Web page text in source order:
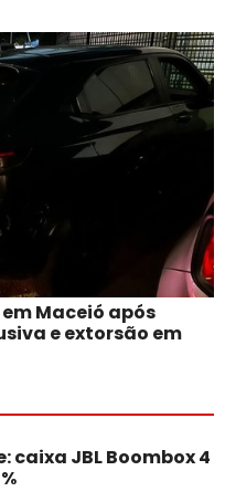
Maceió após
e extorsão em
caixa JBL Boombox 4